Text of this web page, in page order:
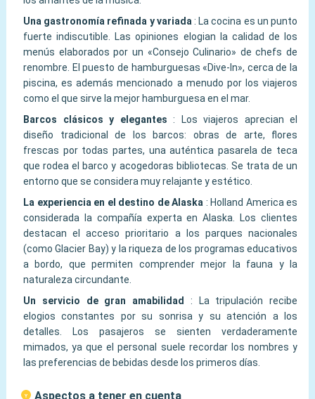
Una gastronomía refinada y variada : La cocina es un punto
fuerte indiscutible. Las opiniones elogian la calidad de los
menús elaborados por un «Consejo Culinario» de chefs de
renombre. El puesto de hamburguesas «Dive-In», cerca de la
piscina, es además mencionado a menudo por los viajeros
como el que sirve la mejor hamburguesa en el mar.
Barcos clásicos y elegantes :
Los viajeros aprecian el
diseño tradicional de los barcos: obras de arte, flores
frescas por todas partes, una auténtica pasarela de teca
que rodea el barco y acogedoras bibliotecas. Se trata de un
entorno que se considera muy relajante y estético.
La experiencia en el destino de Alaska : Holland America es
considerada la compañía experta en Alaska. Los clientes
destacan el acceso prioritario a los parques nacionales
(como Glacier Bay) y la riqueza de los programas educativos
a bordo, que permiten comprender mejor la fauna y la
naturaleza circundante.
Un servicio de gran amabilidad
:
La tripulación recibe
elogios constantes por su sonrisa y su atención a los
detalles. Los pasajeros se sienten verdaderamente
mimados, ya que el personal suele recordar los nombres y
las preferencias de bebidas desde los primeros días.
Aspectos a tener en cuenta